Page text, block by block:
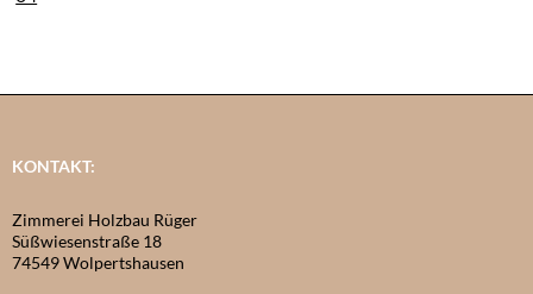
KONTAKT:
Zimmerei Holzbau Rüger
Süßwiesenstraße 18
74549 Wolpertshausen